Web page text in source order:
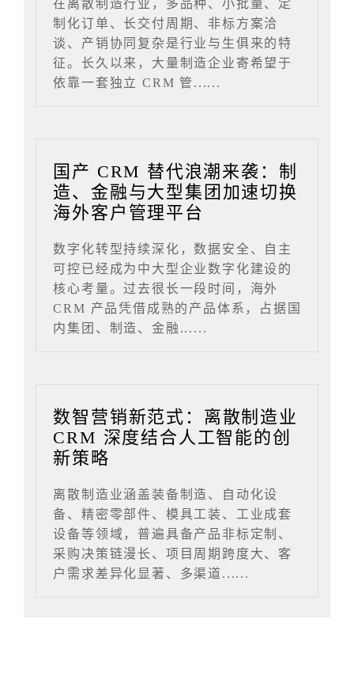
在离散制造行业，多品种、小批量、定
制化订单、长交付周期、非标方案洽
谈、产销协同复杂是行业与生俱来的特
征。长久以来，大量制造企业寄希望于
依靠一套独立 CRM 管......
国产 CRM 替代浪潮来袭：制
造、金融与大型集团加速切换
海外客户管理平台
数字化转型持续深化，数据安全、自主
可控已经成为中大型企业数字化建设的
核心考量。过去很长一段时间，海外
CRM 产品凭借成熟的产品体系，占据国
内集团、制造、金融......
数智营销新范式：离散制造业
CRM 深度结合人工智能的创
新策略
离散制造业涵盖装备制造、自动化设
备、精密零部件、模具工装、工业成套
设备等领域，普遍具备产品非标定制、
采购决策链漫长、项目周期跨度大、客
户需求差异化显著、多渠道......